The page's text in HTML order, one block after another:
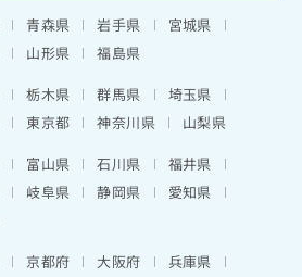
青森県 岩手県
宮城県
山形県
福島県
栃木県 群馬県
埼玉県
東京都 神奈川県
山梨県
富山県 石川県
福井県
岐阜県 静岡県
愛知県
京都府 大阪府
兵庫県